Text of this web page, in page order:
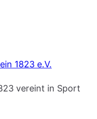
1823 e.V.
vereint in Sport